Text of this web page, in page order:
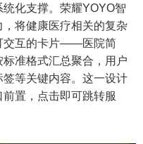
化支撑。荣耀YOYO智
将健康医疗相关的复杂
交互的卡片——医院简
准格式汇总聚合，用户
等关键内容。这一设计
置，点击即可跳转服